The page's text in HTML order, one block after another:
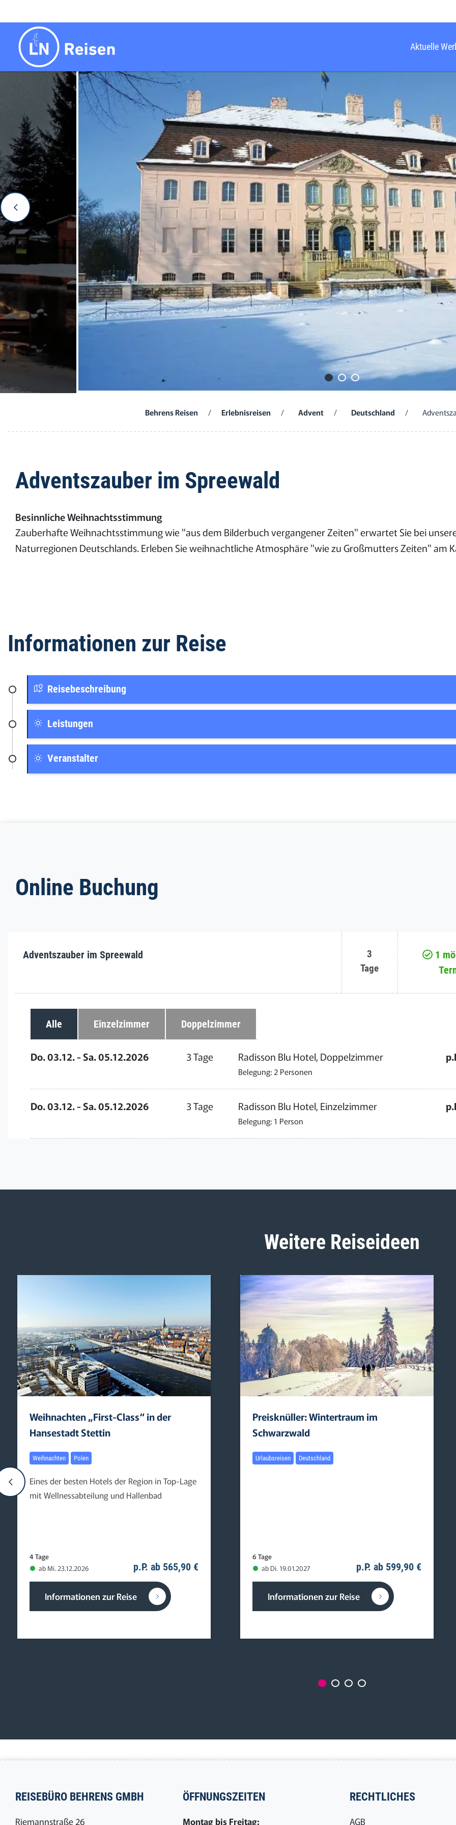
Aktuelle
Behrens Reisen / Erlebnisreisen / Advent / Deutschland /
Adventszauber im Spreewald
Besinnliche Weihnachtsstimmung
Zauberhafte Weihnachtsstimmung wie "aus dem Bilderbuch vergangener Zeiten" erwartet Sie bei
Naturregionen Deutschlands. Erleben Sie weihnachtliche Atmosphäre "wie zu Großmutters Zeiten" am
Informationen zur Reise
Reisebeschreibung
Leistungen
Veranstalter
Online Buchung
Adventszauber im Spreewald
3
Tage
1
Alle Einzelzimmer Doppelzimmer
Do. 03.12. - Sa. 05.12.2026 3 Tage Radisson Blu Hotel, Doppelzimmer
Belegung: 2 Personen
Do. 03.12. - Sa. 05.12.2026 3 Tage Radisson Blu Hotel, Einzelzimmer
Belegung: 1 Person
Weitere Reiseideen
Weihnachten „First-Class“ in der
Hansestadt Stettin
Weihnachten Polen
Eines der besten Hotels der Region in Top-Lage
mit Wellnessabteilung und Hallenbad
4 Tage
ab Mi. 23.12.2026
p.P. ab 565,90 €
Informationen zur Reise
Preisknüller: Wintertraum im
Schwarzwald
Urlaubsreisen Deutschland
6 Tage
ab Di. 19.01.2027
p.P. ab 599,90 €
Informationen zur Reise
REISEBÜRO BEHRENS GMBH
Riemannstraße 26
ÖFFNUNGSZEITEN
Montag bis Freitag:
RECHTLICHES
AGB